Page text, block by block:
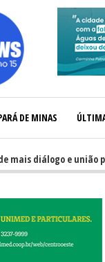
DE MINAS
diálogo e união para